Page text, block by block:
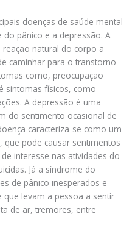
doenças de saúde mental
pânico e a depressão. A
reação natural do corpo a
caminhar para o transtorno
como, preocupação
sintomas físicos, como
A depressão é uma
do sentimento ocasional de
caracteriza-se como um
pode causar sentimentos
interesse nas atividades do
Já a síndrome do
de pânico inesperados e
que levam a pessoa a sentir
de ar, tremores, entre